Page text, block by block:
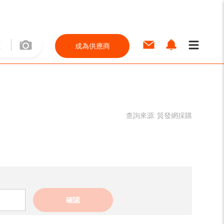
成為供應商
查詢來源: 貿發網採購
確認